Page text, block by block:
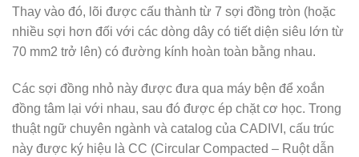
Thay vào đó, lõi được cấu thành từ 7 sợi đồng tròn (hoặc
nhiều sợi hơn đối với các dòng dây có tiết diện siêu lớn từ
70 mm2 trở lên) có đường kính hoàn toàn bằng nhau.
Các sợi đồng nhỏ này được đưa qua máy bện để xoắn
đồng tâm lại với nhau, sau đó được ép chặt cơ học. Trong
thuật ngữ chuyên ngành và catalog của CADIVI, cấu trúc
này được ký hiệu là CC (Circular Compacted – Ruột dẫn